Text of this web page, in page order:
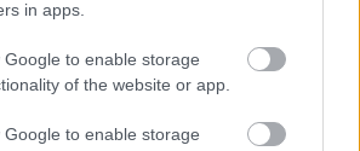
in apps.
Google to enable storage
of the website or app.
Google to enable storage
figyelik